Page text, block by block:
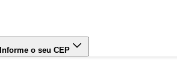
Informe o seu CEP